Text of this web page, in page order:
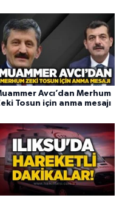
Avcı’dan Merhum
Tosun için anma mesajı